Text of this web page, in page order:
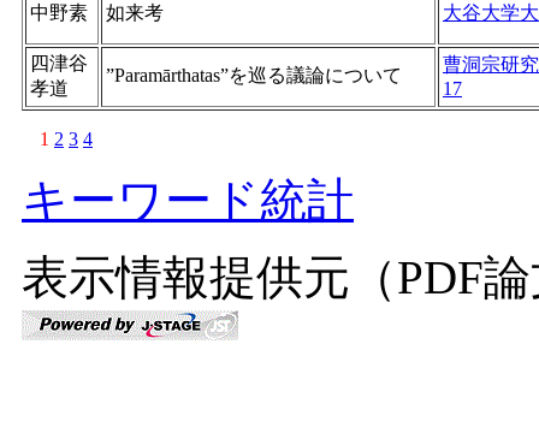
中野素 如来考 大谷大学
四津谷
孝道
”Paramārthatas”を巡る議論について
曹洞宗研
17
1 2 3 4
キーワード統計
表示情報提供元（PDF